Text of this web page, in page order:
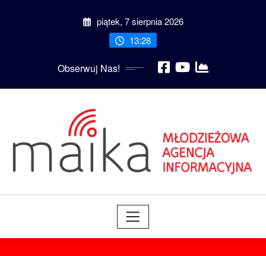
piątek, 7 sierpnia 2026
13:28
Obserwuj Nas!